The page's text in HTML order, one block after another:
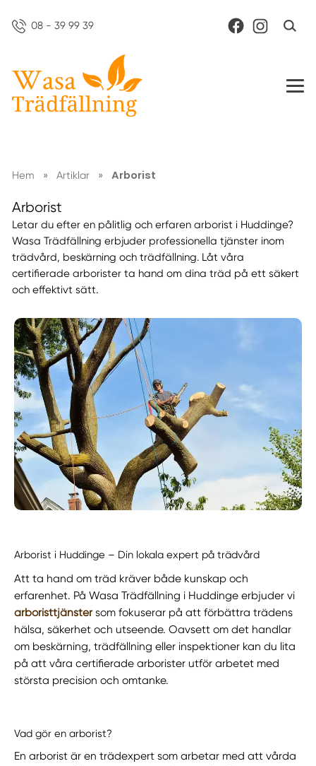
08 - 39 99 39
Hem » Artiklar » Arborist
Arborist
Letar du efter en pålitlig och erfaren arborist i Huddinge?
Wasa Trädfällning erbjuder professionella tjänster inom
trädvård, beskärning och trädfällning. Låt våra
certifierade arborister ta hand om dina träd på ett säkert
och effektivt sätt.
Arborist i Huddinge – Din lokala expert på trädvård
Att ta hand om träd kräver både kunskap och
erfarenhet. På Wasa Trädfällning i Huddinge erbjuder vi
arboristtjänstersom fokuserar på att förbättra trädens
hälsa, säkerhet och utseende. Oavsett om det handlar
om beskärning, trädfällning eller inspektioner kan du lita
på att våra certifierade arborister utför arbetet med
största precision och omtanke.
Vad gör en arborist?
En arborist är en trädexpert som arbetar med att vårda